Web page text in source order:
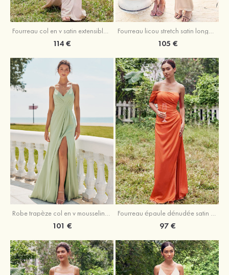
Fourreau col en v satin extensible ras du sol robe de demoiselle d'honneur
114 €
Fourreau licou stretch satin longueur cheville robe de demoiselle d'honneur
105 €
Robe trapèze col en v mousseline ras du sol robe de demoiselle d'honneur
101 €
Fourreau épaule dénudée satin extensible ras du sol robe de demoiselle d'honneur
97 €